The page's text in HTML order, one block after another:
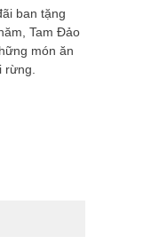
ban tặng
Tam Đảo
món ăn